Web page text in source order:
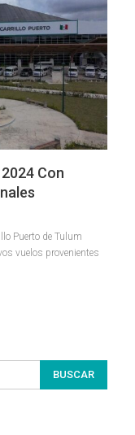
Con
Puerto de Tulum
vuelos provenientes